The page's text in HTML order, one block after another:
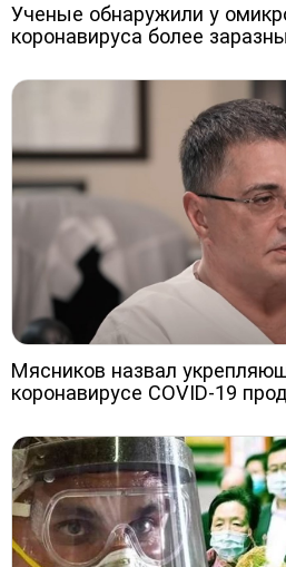
Ученые обнаружили у
коронавируса более
Мясников назвал
коронавирусе COVID-19